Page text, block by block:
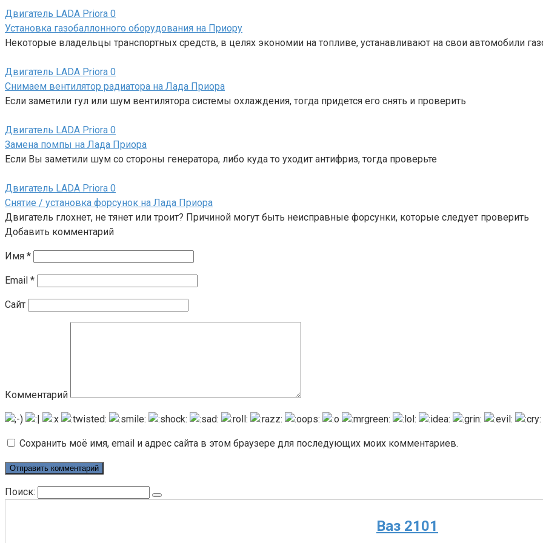
Двигатель LADA Priora 0
Установка газобаллонного оборудования на Приору
Некоторые владельцы транспортных средств, в целях экономии на топливе, устанавливают на свои автомобили
Двигатель LADA Priora 0
Снимаем вентилятор радиатора на Лада Приора
Если заметили гул или шум вентилятора системы охлаждения, тогда придется его снять и проверить
Двигатель LADA Priora 0
Замена помпы на Лада Приора
Если Вы заметили шум со стороны генератора, либо куда то уходит антифриз, тогда проверьте
Двигатель LADA Priora 0
Снятие / установка форсунок на Лада Приора
Двигатель глохнет, не тянет или троит? Причиной могут быть неисправные форсунки, которые следует проверить
Добавить комментарий
Имя *
Email *
Сайт
Комментарий
Сохранить моё имя, email и адрес сайта в этом браузере для последующих моих комментариев.
Поиск:
Ваз 2101